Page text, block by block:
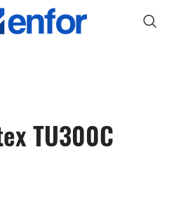
TU300C